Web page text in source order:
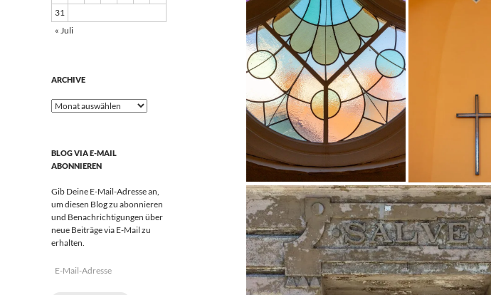
31
« Juli
ARCHIVE
Archive
BLOG VIA E-MAIL
ABONNIEREN
Gib Deine E-Mail-Adresse an,
um diesen Blog zu abonnieren
und Benachrichtigungen über
neue Beiträge via E-Mail zu
erhalten.
E-